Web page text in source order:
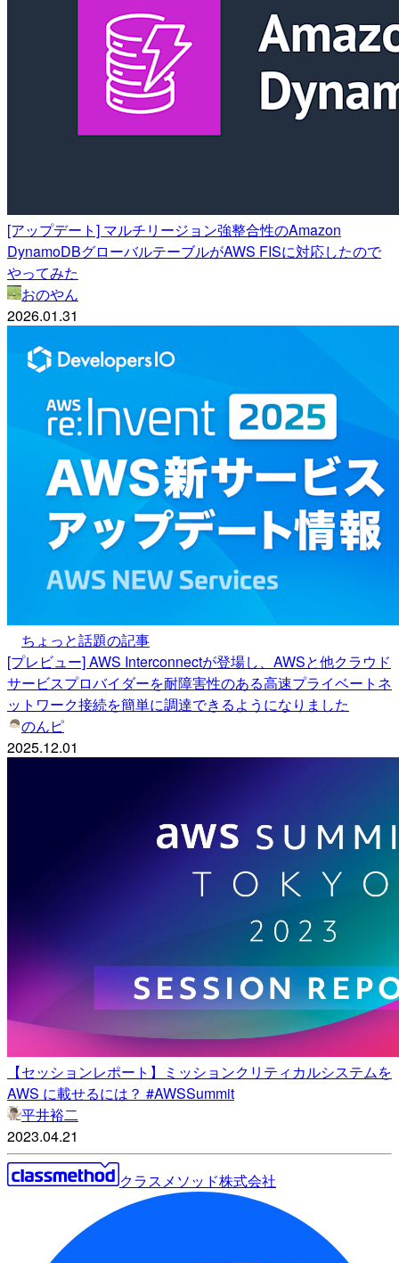
[アップデート] マルチリージョン強整合性のAmazon
DynamoDBグローバルテーブルがAWS FISに対応したので
やってみた
おのやん
2026.01.31
ちょっと話題の記事
[プレビュー] AWS Interconnectが登場し、AWSと他クラウド
サービスプロバイダーを耐障害性のある高速プライベートネ
ットワーク接続を簡単に調達できるようになりました
のんピ
2025.12.01
【セッションレポート】ミッションクリティカルシステムを
AWS に載せるには？ #AWSSummit
平井裕二
2023.04.21
クラスメソッド株式会社